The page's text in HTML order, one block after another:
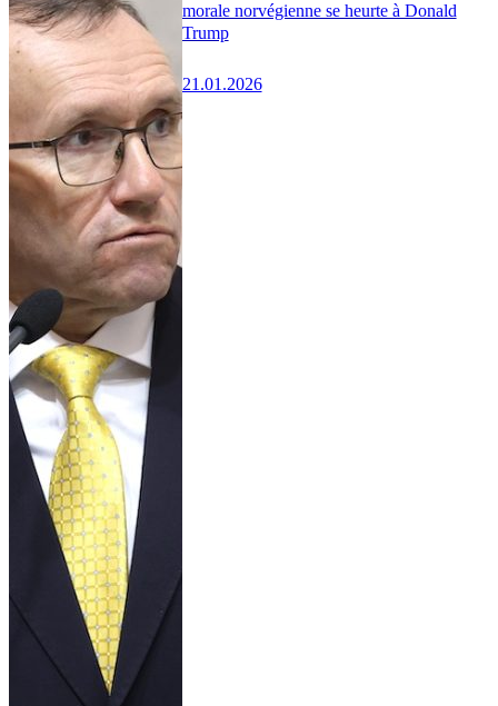
morale norvégienne se heurte à Donald
Trump
21.01.2026